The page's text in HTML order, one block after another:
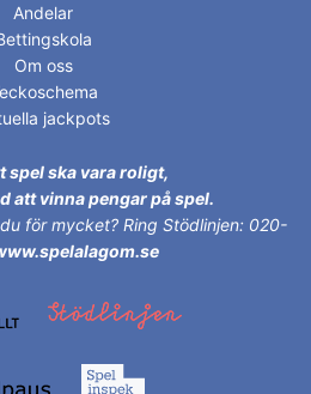
Andelar
Om oss
jackpots
spel ska vara roligt,
att vinna pengar på spel.
för mycket? Ring Stödlinjen: 020-